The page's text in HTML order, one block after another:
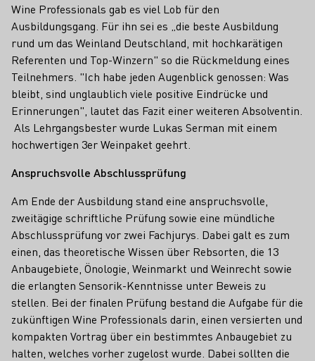
Wine Professionals gab es viel Lob für den
Ausbildungsgang. Für ihn sei es „die beste Ausbildung
rund um das Weinland Deutschland, mit hochkarätigen
Referenten und Top-Winzern" so die Rückmeldung eines
Teilnehmers. "Ich habe jeden Augenblick genossen: Was
bleibt, sind unglaublich viele positive Eindrücke und
Erinnerungen", lautet das Fazit einer weiteren Absolventin.
Als Lehrgangsbester wurde Lukas Serman mit einem
hochwertigen 3er Weinpaket geehrt.
Anspruchsvolle Abschlussprüfung
Am Ende der Ausbildung stand eine anspruchsvolle,
zweitägige schriftliche Prüfung sowie eine mündliche
Abschlussprüfung vor zwei Fachjurys. Dabei galt es zum
einen, das theoretische Wissen über Rebsorten, die 13
Anbaugebiete, Önologie, Weinmarkt und Weinrecht sowie
die erlangten Sensorik-Kenntnisse unter Beweis zu
stellen. Bei der finalen Prüfung bestand die Aufgabe für die
zukünftigen Wine Professionals darin, einen versierten und
kompakten Vortrag über ein bestimmtes Anbaugebiet zu
halten, welches vorher zugelost wurde. Dabei sollten die